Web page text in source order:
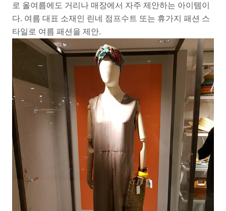
로 올여름에도 거리나 매장에서 자주 제안하는 아이템이
다. 여름 대표 소재인 린네 점프수트 또는 휴가지 패션 스
타일로 여름 패션을 제안.